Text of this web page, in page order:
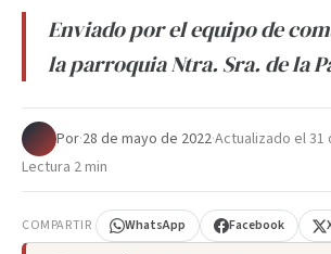
Enviado por el equipo de
la parroquia Ntra. Sra. de la
Por·28 de mayo de 2022·Actualizado el31
Lectura 2 min
COMPARTIR WhatsApp Facebook